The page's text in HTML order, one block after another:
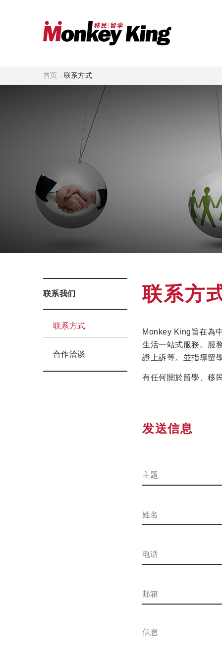
首页 -联系方式
联系我们
联系方式
合作洽谈
联系方
Monkey King旨在為
生活一站式服務。
服
證上訴等。 並指導留
有任何關於留學、移
发送信息